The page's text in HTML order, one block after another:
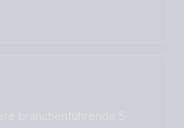
branchenführende 5-